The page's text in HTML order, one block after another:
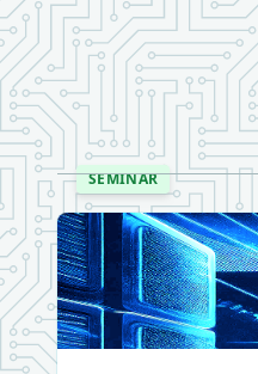
SEMINAR